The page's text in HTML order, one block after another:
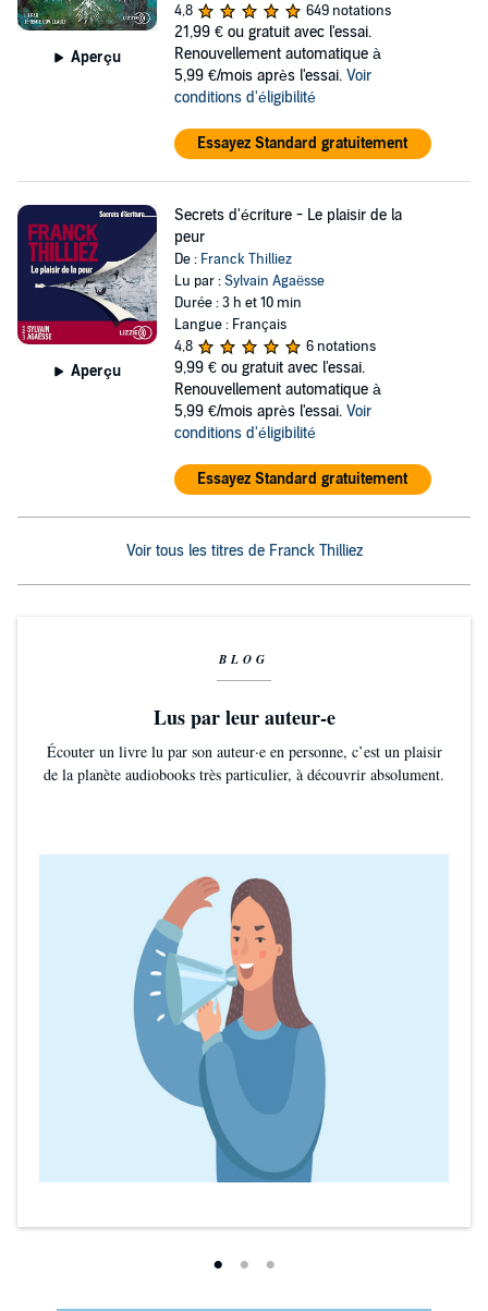
Aperçu
4,8
649 notations
21,99 € ou gratuit avec l'essai.
Renouvellement automatique à
5,99 €/mois après l'essai. Voir
conditions d'éligibilité
Essayez Standard gratuitement
Aperçu
Secrets d'écriture - Le plaisir de la
peur
De : Franck Thilliez
Lu par :Sylvain Agaësse
Durée : 3 h et 10 min
Langue : Français
4,8
6 notations
9,99 € ou gratuit avec l'essai.
Renouvellement automatique à
5,99 €/mois après l'essai. Voir
conditions d'éligibilité
Essayez Standard gratuitement
Voir tous les titres de Franck Thilliez
BLOG
Lus par leur auteur-e
Écouter un livre lu par son auteur·e en personne, c’est un plaisir
de la planète audiobooks très particulier, à découvrir absolument.